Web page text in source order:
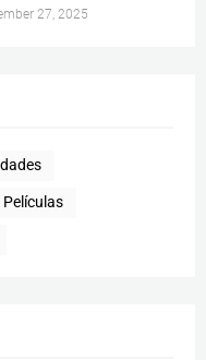
27, 2025
Películas